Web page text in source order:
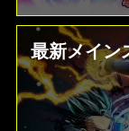
最新メインストーリー「第19部3章(6/10)」